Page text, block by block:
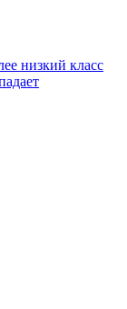
низкий класс